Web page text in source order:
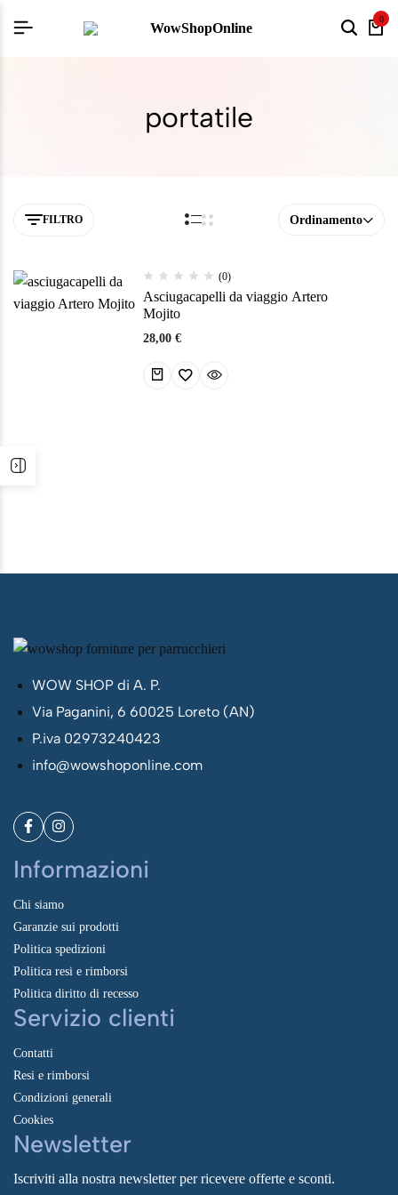
0
portatile
FILTRO Ordinamento
(0)
Asciugacapelli da viaggio Artero
Mojito
28,00€
WOW SHOP di A. P.
Via Paganini, 6 60025 Loreto (AN)
P.iva 02973240423
info@wowshoponline.com
Informazioni
Chi siamo
Garanzie sui prodotti
Politica spedizioni
Politica resi e rimborsi
Politica diritto di recesso
Servizio clienti
Contatti
Resi e rimborsi
Condizioni generali
Cookies
Newsletter
Iscriviti alla nostra newsletter per ricevere offerte e sconti.